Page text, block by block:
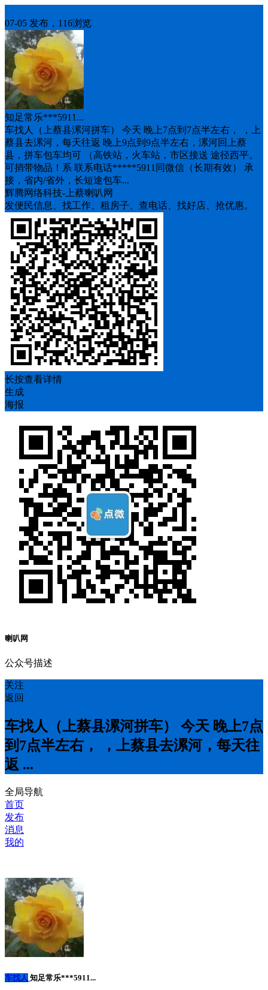
07-05 发布，116浏览
知足常乐***5911...
车找人（上蔡县漯河拼车） 今天 晚上7点到7点半左右， ，上
蔡县去漯河，每天往返 晚上9点到9点半左右，漯河回上蔡
县，拼车包车均可 （高铁站，火车站，市区接送 途径西平。
可捎带物品！系 联系电话*****5911同微信（长期有效） 承
接，省内/省外，长短途包车...
辉腾网络科技-上蔡喇叭网
发便民信息、找工作、租房子、查电话、找好店、抢优惠。
长按查看详情
生成
海报
喇叭网
公众号描述
关注
返回
车找人（上蔡县漯河拼车） 今天 晚上7点
到7点半左右， ，上蔡县去漯河，每天往
返 ...
全局导航
首页
发布
消息
我的
车找人 知足常乐***5911...